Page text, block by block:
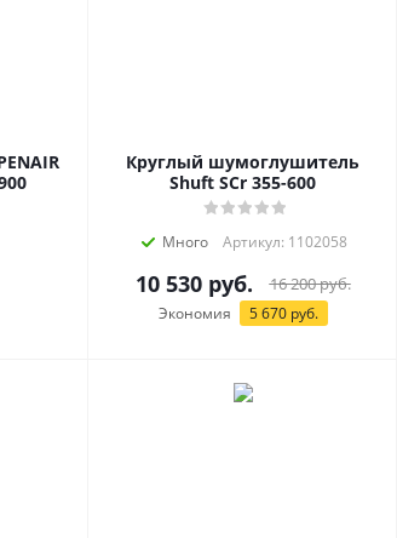
Круглый шумоглушитель
Shuft SCr 355-600
Много Артикул: 1102058
10 530руб. 16 200руб.
Экономия 5 670руб.